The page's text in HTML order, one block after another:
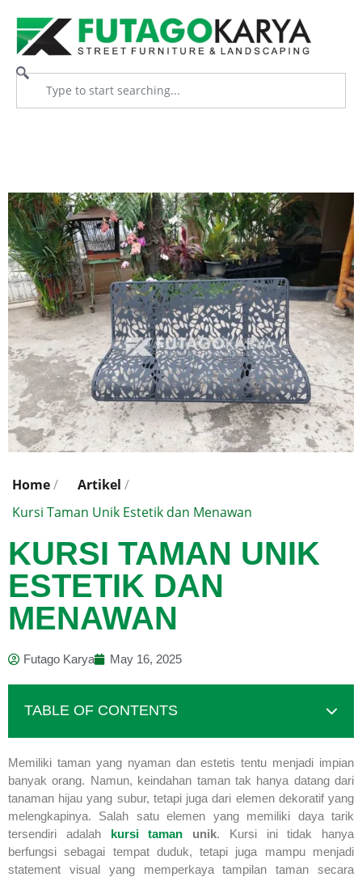
Home/ Artikel /
Kursi Taman Unik Estetik dan Menawan
KURSI TAMAN UNIK
ESTETIK DAN
MENAWAN
Futago Karya May 16, 2025
TABLE OF CONTENTS
Memiliki taman yang nyaman dan estetis tentu menjadi impian
banyak orang. Namun, keindahan taman tak hanya datang dari
tanaman hijau yang subur, tetapi juga dari elemen dekoratif yang
melengkapinya. Salah satu elemen yang memiliki daya tarik
tersendiri adalah kursi taman unik. Kursi ini tidak hanya
berfungsi sebagai tempat duduk, tetapi juga mampu menjadi
statement visual yang memperkaya tampilan taman secara